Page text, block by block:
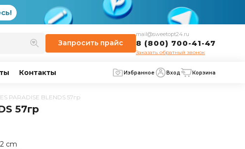
Запросить прайс
mail@sweetopt24.ru
8 (800) 700-41-47
Заказать обратный звонок
Контакты Избранное Вход Корзина
PARADISE BLENDS 57гр
57гр
cm